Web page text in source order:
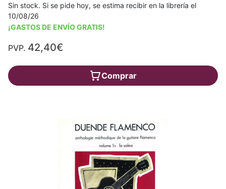
Sin stock. Si se pide hoy, se estima recibir en la librería el
10/08/26
¡GASTOS DE ENVÍO GRATIS!
PVP. 42,40€
Comprar